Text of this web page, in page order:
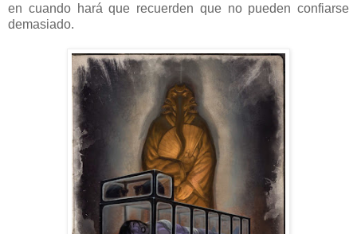
en cuando hará que recuerden que no pueden confiarse
demasiado.